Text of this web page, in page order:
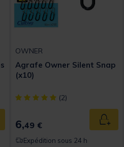
Rating
au panier
OWNER
Agrafe Owner Silent Snap
(x10)
[object Object] out of 5
(2)
6,49 €
Expédition sous 24 h